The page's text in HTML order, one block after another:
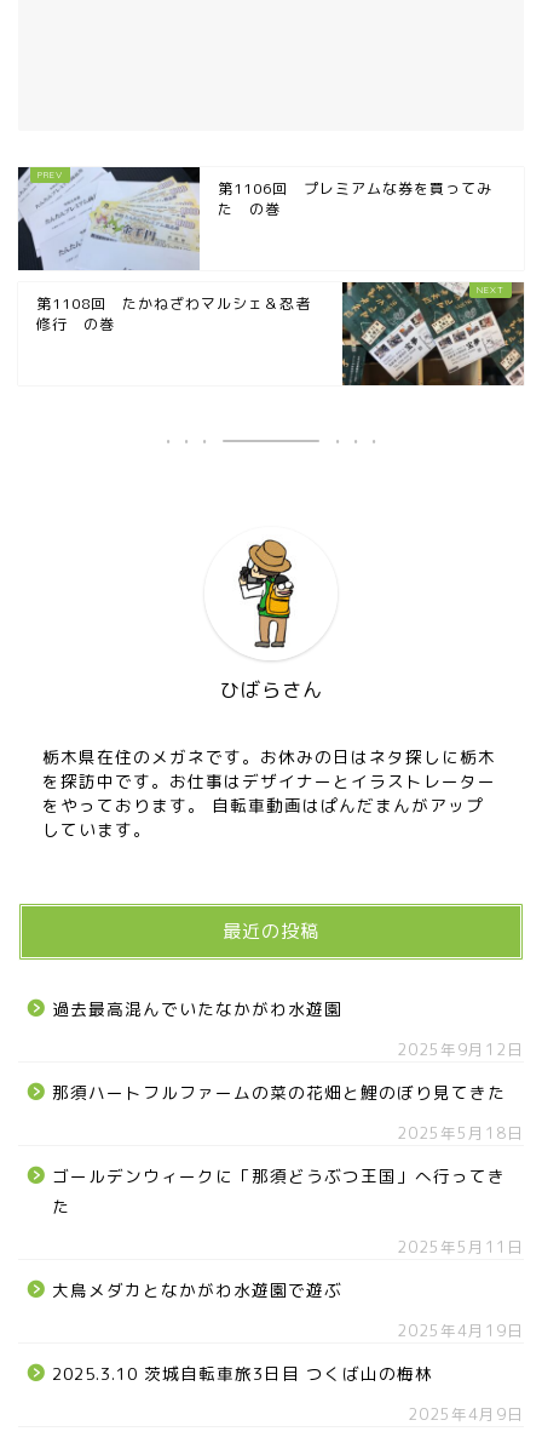
第1106回 プレミアムな券を買ってみ
た の巻
第1108回 たかねざわマルシェ＆忍者
修行 の巻
ひばらさん
栃木県在住のメガネです。お休みの日はネタ探しに栃木
を探訪中です。お仕事はデザイナーとイラストレーター
をやっております。 自転車動画はぱんだまんがアップ
しています。
最近の投稿
過去最高混んでいたなかがわ水遊園
2025年9月12日
那須ハートフルファームの菜の花畑と鯉のぼり見てきた
2025年5月18日
ゴールデンウィークに「那須どうぶつ王国」へ行ってき
た
2025年5月11日
大鳥メダカとなかがわ水遊園で遊ぶ
2025年4月19日
2025.3.10 茨城自転車旅3日目 つくば山の梅林
2025年4月9日
■県北エリア